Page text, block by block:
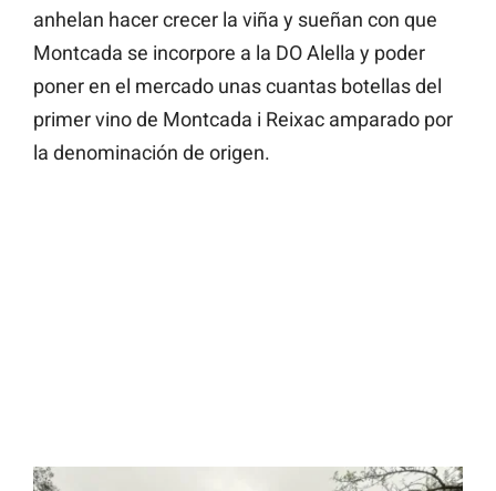
anhelan hacer crecer la viña y sueñan con que
Montcada se incorpore a la DO Alella y poder
poner en el mercado unas cuantas botellas del
primer vino de Montcada i Reixac amparado por
la denominación de origen.